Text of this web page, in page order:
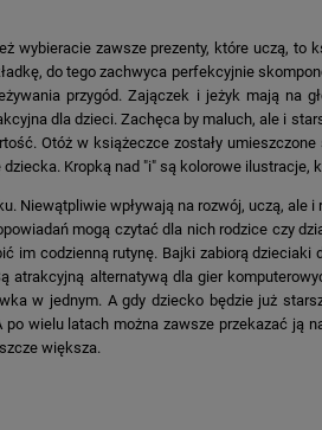
wybieracie zawsze prezenty, które uczą, to
do tego zachwyca perfekcyjnie
przygód. Zajączek i jeżyk mają na
dla dzieci. Zachęca by maluch, ale i
Otóż w książeczce zostały
Kropką nad "i" są kolorowe ilustracje,
Niewątpliwie wpływają na rozwój, uczą, ale
mogą czytać dla nich rodzice czy
im codzienną rutynę. Bajki zabiorą dzieciaki
atrakcyjną alternatywą dla gier
w jednym. A gdy dziecko będzie już
wielu latach można zawsze przekazać ją
większa.